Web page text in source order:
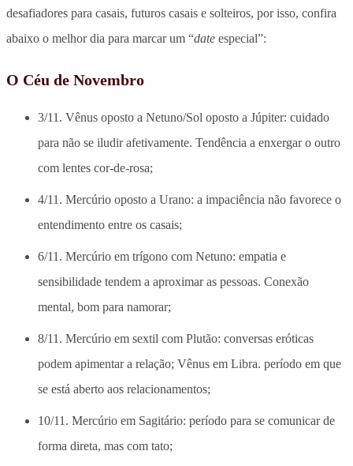
desafiadores para casais, futuros casais e solteiros, por isso, confira
abaixo o melhor dia para marcar um “date especial”:
O Céu de Novembro
3/11. Vênus oposto a Netuno/Sol oposto a Júpiter: cuidado
para não se iludir afetivamente. Tendência a enxergar o outro
com lentes cor-de-rosa;
4/11. Mercúrio oposto a Urano: a impaciência não favorece o
entendimento entre os casais;
6/11. Mercúrio em trígono com Netuno: empatia e
sensibilidade tendem a aproximar as pessoas. Conexão
mental, bom para namorar;
8/11. Mercúrio em sextil com Plutão: conversas eróticas
podem apimentar a relação; Vênus em Libra. período em que
se está aberto aos relacionamentos;
10/11. Mercúrio em Sagitário: período para se comunicar de
forma direta, mas com tato;